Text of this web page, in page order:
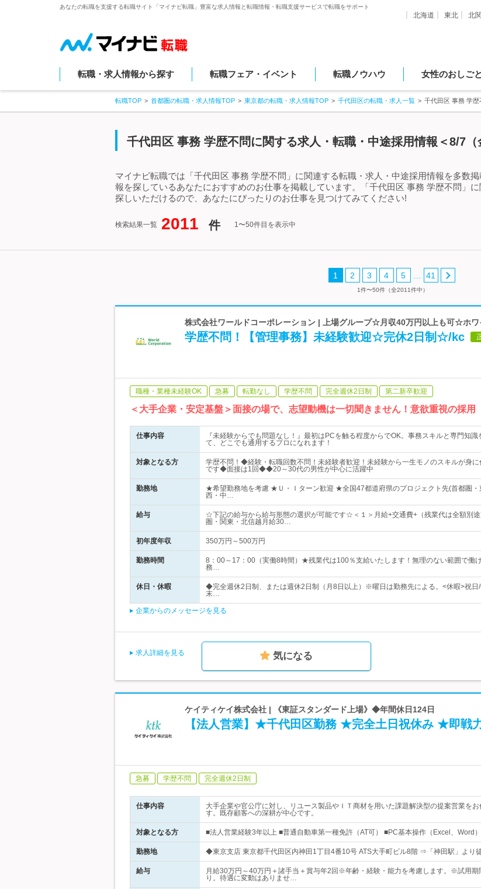
あなたの転職を支援する転職サイト「マイナビ転職」豊富な求人情報と転職情報・転職支援サービスで転職をサポート
北海道 東北 北
転職・求人情報から探す 転職フェア・イベント 転職ノウハウ 女性のおしごと
転職TOP 首都圏の転職・求人情報TOP 東京都の転職・求人情報TOP 千代田区の転職・求人一覧 千代田区 事務 学
千代田区 事務 学歴不問に関する求人・転職・中途採用情報＜8/7（
マイナビ転職では「千代田区 事務 学歴不問」に関連する転職・求人・中途採用情報を多数
報を探しているあなたにおすすめのお仕事を掲載しています。「千代田区 事務 学歴不問」
探しいただけるので、あなたにぴったりのお仕事を見つけてみてください!
検索結果一覧 2011 件 1〜50件目を表示中
1 2 3 4 5 41
1件〜50件（全2011件中）
株式会社ワールドコーポレーション | 上場グループ☆月収40万円以上も可☆ホワ
学歴不問！【管理事務】未経験歓迎☆完休2日制☆/kc
職種・業種未経験OK 急募 転勤なし 学歴不問 完全週休2日制 第二新卒歓迎
＜大手企業・安定基盤＞面接の場で、志望動機は一切聞きません！意欲重視の採用
仕事内容
『未経験からでも問題なし！』最初はPCを触る程度からでOK。事務スキルと専門知識
て、どこでも通用するプロになれます！
対象となる方
学歴不問！◆経験・転職回数不問！未経験者歓迎！未経験から一生モノのスキルが身に
です◆面接は1回◆◆20～30代の男性が中心に活躍中
勤務地
★希望勤務地を考慮 ★Ｕ・Ｉターン歓迎 ★全国47都道府県のプロジェクト先(首都圏・
西・中…
給与
☆下記の給与から給与形態の選択が可能です☆＜１＞月給+交通費+（残業代は全額別
圏・関東・北信越月給30…
初年度年収 350万円～500万円
勤務時間
8：00～17：00（実働8時間）★残業代は100％支給いたします！無理のない範囲で働
務…
休日・休暇
◆完全週休2日制、または週休2日制（月8日以上）※曜日は勤務先による。<休暇>祝日/
末…
企業からのメッセージを見る
求人詳細を見る 気になる
ケイティケイ株式会社 | 《東証スタンダード上場》◆年間休日124日
【法人営業】★千代田区勤務 ★完全土日祝休み ★即戦
急募 学歴不問 完全週休2日制
仕事内容
大手企業や官公庁に対し、リユース製品やＩＴ商材を用いた課題解決型の提案営業をお
す。既存顧客への深耕が中心です。
対象となる方 ■法人営業経験3年以上 ■普通自動車第一種免許（AT可） ■PC基本操作（Excel、Word）
勤務地 ◆東京支店 東京都千代田区内神田1丁目4番10号 ATS大手町ビル8階 ⇒「神田駅」より
給与
月給30万円～40万円＋諸手当＋賞与年2回※年齢・経験・能力を考慮します。※試用期
り。待遇に変動はありませ…